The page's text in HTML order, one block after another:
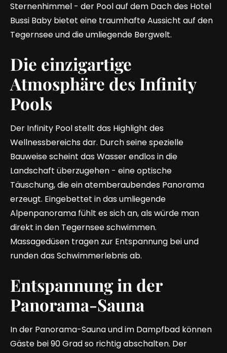
Sternenhimmel - der Pool auf dem Dach des Hotel
Bussi Baby bietet eine traumhafte Aussicht auf den
Tegernsee und die umliegende Bergwelt.
Die einzigartige
Atmosphäre des Infinity
Pools
Der Infinity Pool stellt das Highlight des
Wellnessbereichs dar. Durch seine spezielle
Bauweise scheint das Wasser endlos in die
Landschaft überzugehen - eine optische
Täuschung, die ein atemberaubendes Panorama
erzeugt. Eingebettet in das umliegende
Alpenpanorama fühlt es sich an, als würde man
direkt in den Tegernsee schwimmen.
Massagedüsen tragen zur Entspannung bei und
runden das Schwimmerlebnis ab.
Entspannung in der
Panorama-Sauna
In der Panorama-Sauna und im Dampfbad können
Gäste bei 90 Grad so richtig abschalten. Der